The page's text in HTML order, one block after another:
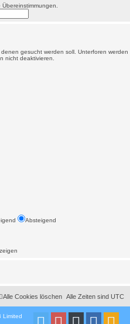
gesucht werden soll. Unterforen
nicht deaktivieren.
Absteigend
Alle Zeiten sind UTC
Alle Cookies löschen
Limited